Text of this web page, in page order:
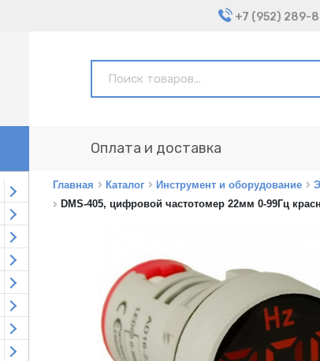
+7 (952) 289-
Оплата и доставка
Open submenu
Open submenu
Open submenu
Open submenu
Open submenu
Open submenu
Open submenu
Open submenu
Главная Каталог Инструмент и оборудование
DMS-405, цифровой частотомер 22мм 0-99Гц